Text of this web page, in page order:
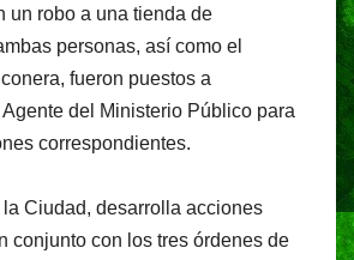
un robo a una tienda de
personas, así como el
fueron puestos a
del Ministerio Público para
correspondientes.
Ciudad, desarrolla acciones
conjunto con los tres órdenes de